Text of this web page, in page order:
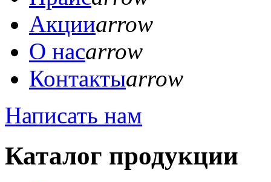
Акцииarrow
О насarrow
Контактыarrow
Написать нам
Каталог продукции